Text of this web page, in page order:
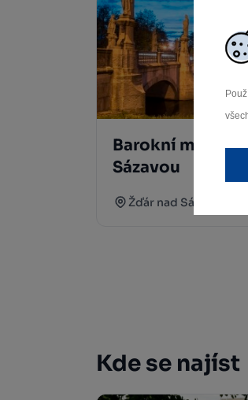
Barokní most ve
Sázavou
Žďár nad Sázavou
Kde se najíst